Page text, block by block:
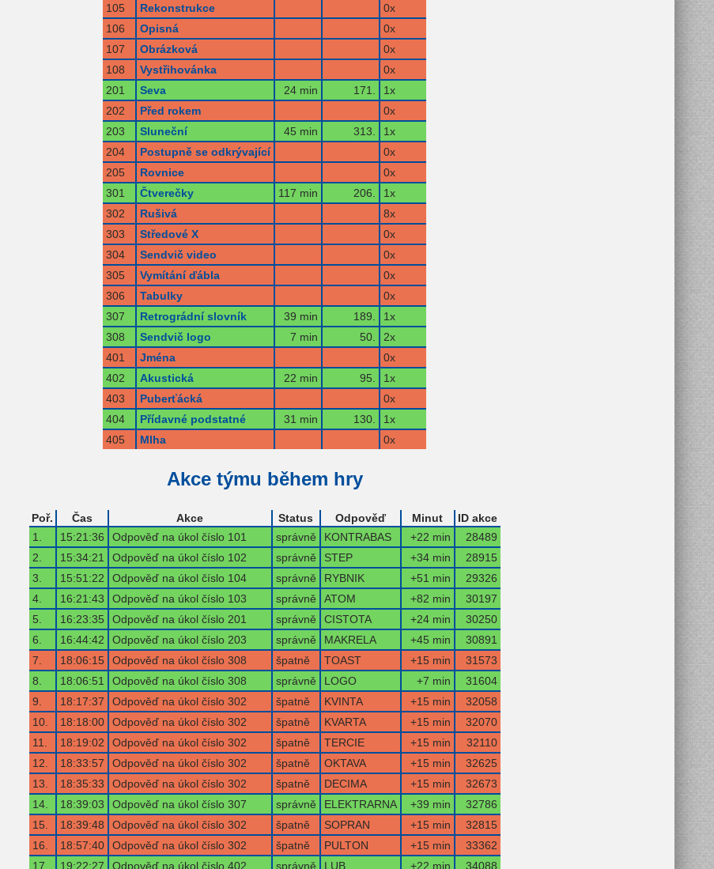
105
Rekonstrukce
0x
106
Opisná
0x
107
Obrázková
0x
108
Vystřihovánka
0x
201
Seva 24 min 171.
1x
202
Před rokem
0x
203
Sluneční 45 min 313.
1x
204
Postupně se odkrývající
0x
205
Rovnice
0x
301
Čtverečky 117 min 206.
1x
302
Rušivá
8x
303
Středové X
0x
304
Sendvič video
0x
305
Vymítání ďábla
0x
306
Tabulky
0x
307
Retrográdní slovník 39 min 189.
1x
308
Sendvič logo 7 min 50.
2x
401
Jména
0x
402
Akustická 22 min 95.
1x
403
Puberťácká
0x
404
Přídavné podstatné 31 min 130.
1x
405
Mlha 0x
Akce týmu během hry
Poř. Čas Akce Status Odpověď Minut
ID akce
1.
15:21:36 Odpověď na úkol číslo 101 správně KONTRABAS +22 min
28489
2.
15:34:21 Odpověď na úkol číslo 102 správně STEP +34 min
28915
3.
15:51:22 Odpověď na úkol číslo 104 správně RYBNIK +51 min
29326
4.
16:21:43 Odpověď na úkol číslo 103 správně ATOM +82 min
30197
5.
16:23:35 Odpověď na úkol číslo 201 správně CISTOTA +24 min
30250
6.
16:44:42 Odpověď na úkol číslo 203 správně MAKRELA +45 min
30891
7.
18:06:15 Odpověď na úkol číslo 308 špatně TOAST +15 min
31573
8.
18:06:51 Odpověď na úkol číslo 308 správně LOGO +7 min
31604
9.
18:17:37 Odpověď na úkol číslo 302 špatně KVINTA +15 min
32058
10.
18:18:00 Odpověď na úkol číslo 302 špatně KVARTA +15 min
32070
11.
18:19:02 Odpověď na úkol číslo 302 špatně TERCIE +15 min
32110
12.
18:33:57 Odpověď na úkol číslo 302 špatně OKTAVA +15 min
32625
13.
18:35:33 Odpověď na úkol číslo 302 špatně DECIMA +15 min
32673
14.
18:39:03 Odpověď na úkol číslo 307 správně ELEKTRARNA +39 min
32786
15.
18:39:48 Odpověď na úkol číslo 302 špatně SOPRAN +15 min
32815
16.
18:57:40 Odpověď na úkol číslo 302 špatně PULTON +15 min
33362
17.
19:22:27 Odpověď na úkol číslo 402 správně LUB +22 min 34088